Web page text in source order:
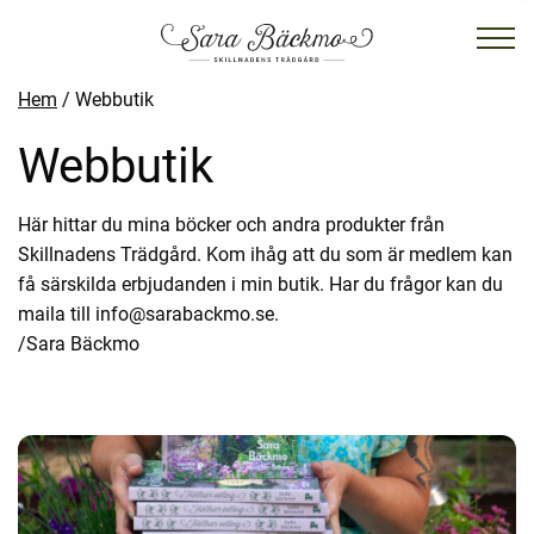
Hem / Webbutik
Webbutik
Här hittar du mina böcker och andra produkter från
Skillnadens Trädgård. Kom ihåg att du som är medlem kan
få särskilda erbjudanden i min butik. Har du frågor kan du
maila till info@sarabackmo.se.
/Sara Bäckmo